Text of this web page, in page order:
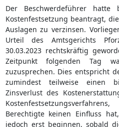
Der Beschwerdeführer
Kostenfestsetzung beantragt,
Auslagen zu verzinsen.
Urteil des Amtsgerichts
30.03.2023 rechtskräftig
Zeitpunkt folgenden Tag
zuzusprechen. Dies entspricht
zumindest teilweise einen
Zinsverlust des
Berechtigte keinen Einfluss
jedoch erst beginnen, sobald